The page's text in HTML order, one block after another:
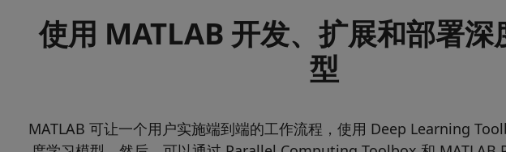
使用 MATLAB 开发、扩展和部署深
型
MATLAB 可让一个用户实施端到端的工作流程，使用 Deep Learning